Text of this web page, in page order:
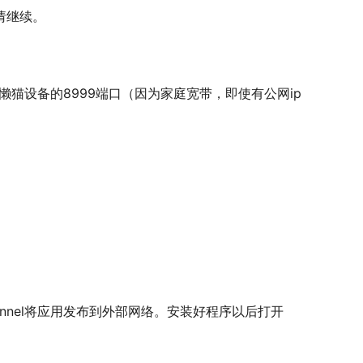
续。
猫设备的8999端口（因为家庭宽带，即使有公网ip
将应用发布到外部网络。安装好程序以后打开